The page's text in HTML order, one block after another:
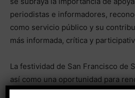
periodistas e informadores,
como servicio público y su
más informada, crítica y
La festividad de San Francisco de
así como una oportunidad para
todos los profesionales de la